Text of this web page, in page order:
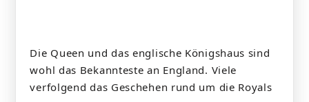
Die Queen und das englische Königshaus sind
wohl das Bekannteste an England. Viele
verfolgend das Geschehen rund um die Royals